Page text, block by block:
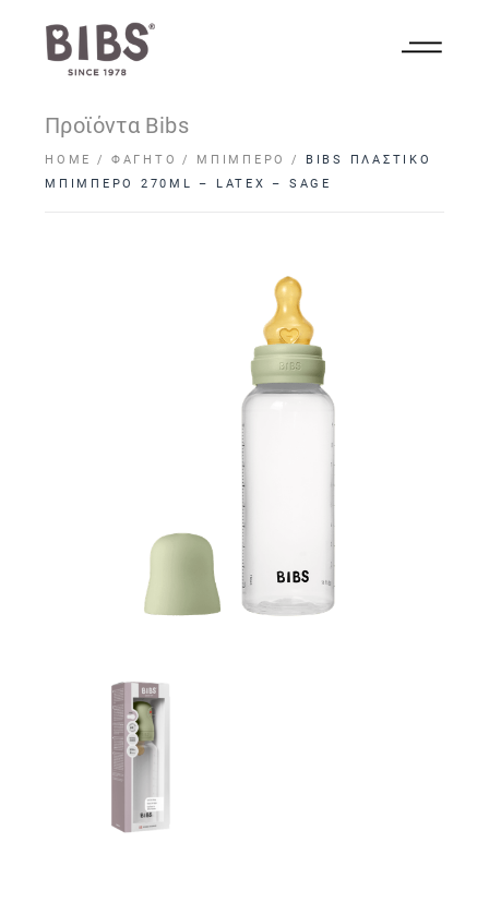
Προϊόντα Bibs
HOME ΦΑΓΗΤΌ ΜΠΙΜΠΕΡΌ
BIBS ΠΛΑΣΤΙΚΟ
ΜΠΙΜΠΕΡΟ 270ML – LATEX – SAGE